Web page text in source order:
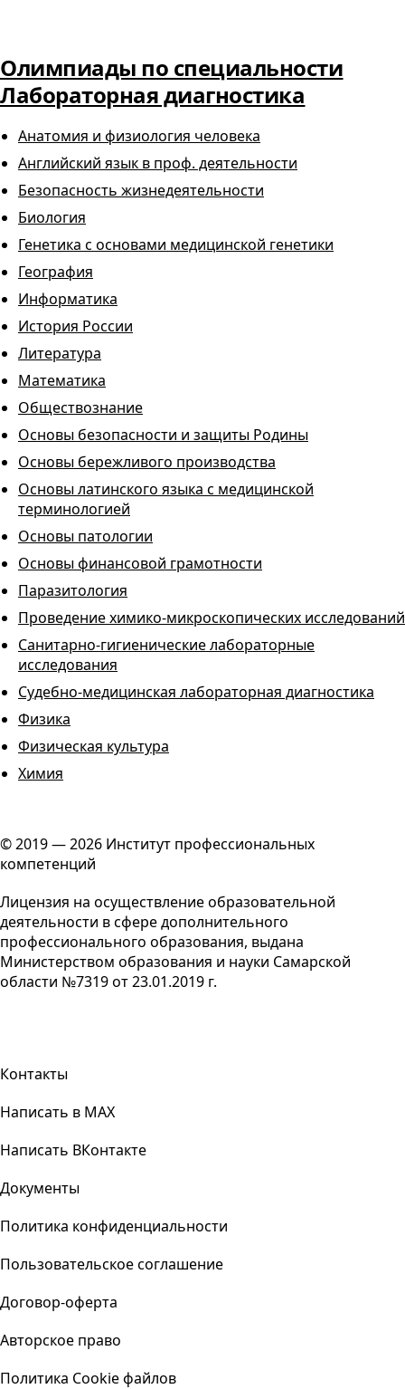
Олимпиады по специальности
Лабораторная диагностика
Анатомия и физиология человека
Английский язык в проф. деятельности
Безопасность жизнедеятельности
Биология
Генетика с основами медицинской генетики
География
Информатика
История России
Литература
Математика
Обществознание
Основы безопасности и защиты Родины
Основы бережливого производства
Основы латинского языка с медицинской
терминологией
Основы патологии
Основы финансовой грамотности
Паразитология
Проведение химико-микроскопических исследований
Санитарно-гигиенические лабораторные
исследования
Судебно-медицинская лабораторная диагностика
Физика
Физическая культура
Химия
© 2019 — 2026 Институт профессиональных
компетенций
Лицензия на осуществление образовательной
деятельности в сфере дополнительного
профессионального образования, выдана
Министерством образования и науки Самарской
области №7319 от 23.01.2019 г.
Контакты
Написать в MAX
Написать ВКонтакте
Документы
Политика конфиденциальности
Пользовательское соглашение
Договор-оферта
Авторское право
Политика Cookie файлов